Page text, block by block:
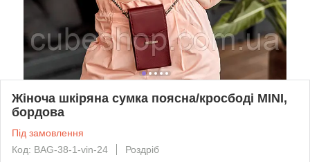
Жіноча шкіряна сумка поясна/кросбоді MINI,
бордова
Під замовлення
Код: BAG-38-1-vin-24
Роздріб